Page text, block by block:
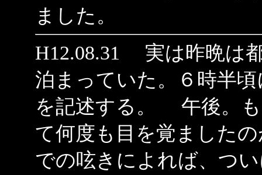
ました。
H12.08.31 実は昨晩は
泊まっていた。６時半
を記述する。 午後。も
て何度も目を覚ました
での呟きによれば、つ